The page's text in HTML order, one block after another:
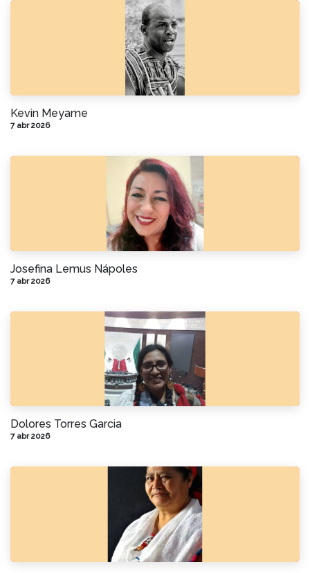
Kevin Meyame
7 abr 2026
Josefina Lemus Nápoles
7 abr 2026
Dolores Torres Garcia
7 abr 2026